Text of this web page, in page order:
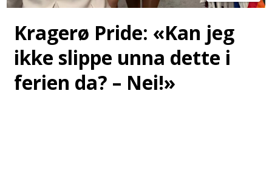
Kragerø Pride: «Kan jeg
ikke slippe unna dette i
ferien da? – Nei!»